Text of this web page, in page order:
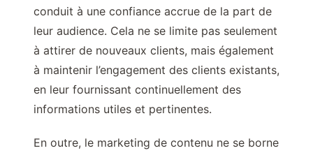
conduit à une confiance accrue de la part de
leur audience. Cela ne se limite pas seulement
à attirer de nouveaux clients, mais également
à maintenir l’engagement des clients existants,
en leur fournissant continuellement des
informations utiles et pertinentes.
En outre, le marketing de contenu ne se borne